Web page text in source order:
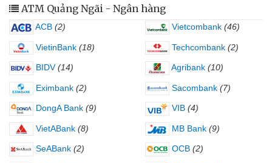
ATM Quảng Ngãi - Ngân hàng
ACB (2) Vietcombank (46)
VietinBank (18) Techcombank (2)
BIDV (14) Agribank (10)
Eximbank (2) Sacombank (7)
DongA Bank (9) VIB (4)
VietABank (8) MB Bank (9)
SeABank (2) OCB (2)